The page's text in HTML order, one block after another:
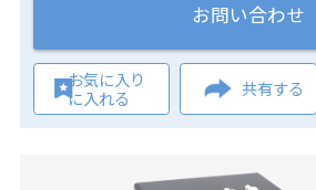
お問い合わせ
お気に入り
に入れる
共有する